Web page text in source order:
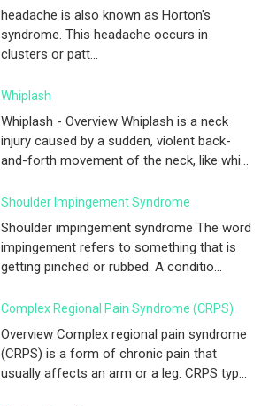
headache is also known as Horton's
syndrome. This headache occurs in
clusters or patt...
Whiplash
Whiplash - Overview Whiplash is a neck
injury caused by a sudden, violent back-
and-forth movement of the neck, like whi...
Shoulder Impingement Syndrome
Shoulder impingement syndrome The word
impingement refers to something that is
getting pinched or rubbed. A conditio...
Complex Regional Pain Syndrome (CRPS)
Overview Complex regional pain syndrome
(CRPS) is a form of chronic pain that
usually affects an arm or a leg. CRPS typ...